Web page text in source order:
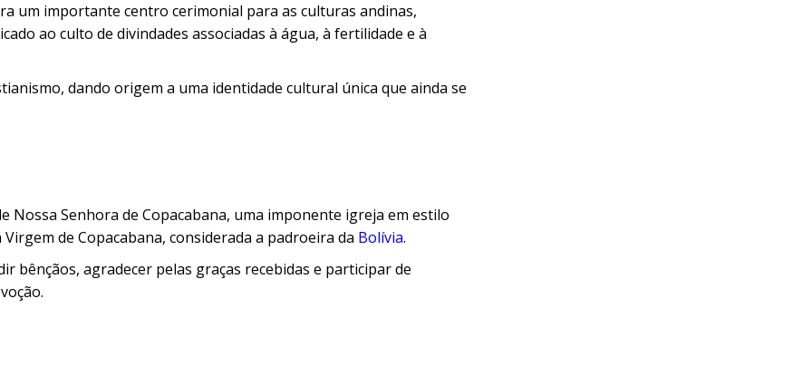
um importante centro cerimonial para as culturas andinas,
ao culto de divindades associadas à água, à fertilidade e à
dando origem a uma identidade cultural única que ainda se
Nossa Senhora de Copacabana, uma imponente igreja em estilo
de Copacabana, considerada a padroeira da Bolívia.
bênçãos, agradecer pelas graças recebidas e participar de